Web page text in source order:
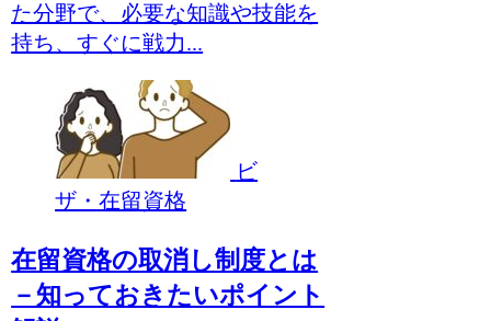
た分野で、必要な知識や技能を
持ち、すぐに戦力...
ビ
ザ・在留資格
在留資格の取消し制度とは
－知っておきたいポイント